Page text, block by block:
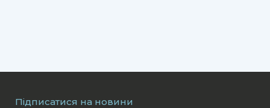
Підписатися на новини